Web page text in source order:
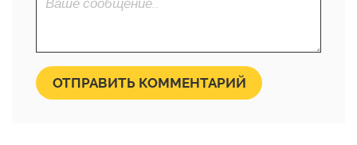
ОТПРАВИТЬ КОММЕНТАРИЙ